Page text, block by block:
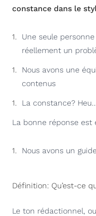
constance dans le
Une seule
réellement un
Nous avons une
contenus
La constance?
La bonne réponse est
Nous avons un
Définition: Qu’est-ce
Le ton rédactionnel,